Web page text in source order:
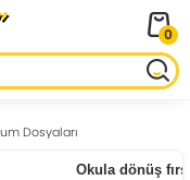
0
Dosyaları
Okula dönüş